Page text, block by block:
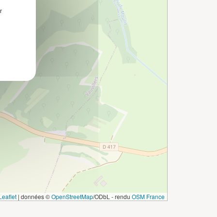
| données ©OpenStreetMap/ODbL - rendu OSM France